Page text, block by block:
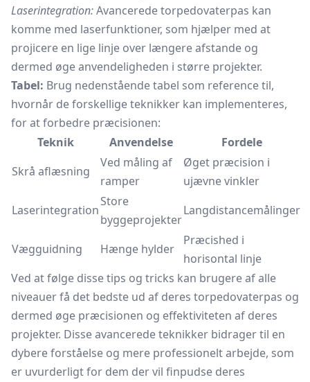
Laserintegration:Avancerede torpedovaterpas kan
komme med laserfunktioner, som hjælper med at
projicere en lige linje over længere afstande og
dermed øge anvendeligheden i større projekter.
Tabel: Brug nedenstående tabel som reference til,
hvornår de forskellige teknikker kan implementeres,
for at forbedre præcisionen:
Teknik
Anvendelse
Fordele
Skrå aflæsning
Ved måling af
ramper
Øget præcision i
ujævne vinkler
Laserintegration
Store
byggeprojekter
Langdistancemålinger
Vægguidning Hænge hylder
Præcished i
horisontal linje
Ved at følge disse tips og tricks kan brugere af alle
niveauer få det bedste ud af deres torpedovaterpas og
dermed øge præcisionen og effektiviteten af deres
projekter. Disse avancerede teknikker bidrager til en
dybere forståelse og mere professionelt arbejde, som
er uvurderligt for dem der vil finpudse deres